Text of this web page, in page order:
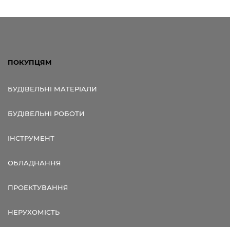
ПОКУПЦЯМ
БУДІВЕЛЬНІ МАТЕРІАЛИ
БУДІВЕЛЬНІ РОБОТИ
ІНСТРУМЕНТ
ОБЛАДНАННЯ
ПРОЕКТУВАННЯ
НЕРУХОМІСТЬ